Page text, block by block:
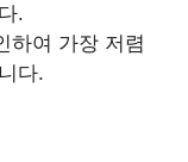
.
하여 가장 저렴
다.